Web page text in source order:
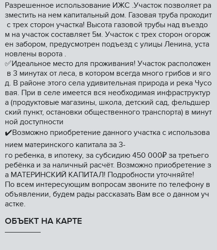
Разрешенное использование ИЖС .Участок позволяет ра
зместить на нем капитальный дом. Газовая труба проходит
с трех сторон участка! Высота газовой трубы над въездо
м на участок составляет 5м. Участок с трех сторон огорож
ен забором, предусмотрен подъезд с улицы Ленина, уста
новлены ворота .
✅Идеальное место для проживания! Участок расположен
в 3 минутах от леса, в котором всегда много грибов и яго
д. В районе этого села удивительная природа и река Чусо
вая. При в селе имеется вся необходимая инфраструктур
а (продуктовые магазины, школа, детский сад, фельдшер
ский пункт, остановки общественного транспорта) в минут
ной доступности
✔️Возможно приобретение данного участка с использова
нием материнского капитала за 3-
го ребенка, в ипотеку, за субсидию 450 000₽ за третьего
ребёнка и за наличный расчёт. Возможно приобретение з
а МАТЕРИНСКИЙ КАПИТАЛ! Подробности уточняйте!
По всем интересующим вопросам звоните по телефону в
объявлении, будем рады рассказать Вам все о данном уч
астке.
ОБЪЕКТ НА КАРТЕ